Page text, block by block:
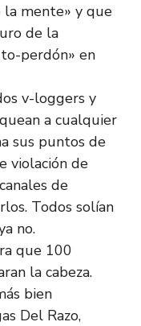
la mente» y que
de la
perdón» en
​​v-loggers y
a cualquier
sus puntos de
violación de
de
Todos solían
no.
que 100
la cabeza.
bien
Del Razo,